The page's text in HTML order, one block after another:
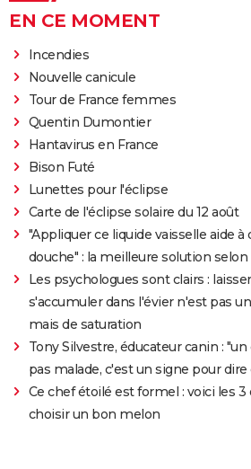
EN CE MOMENT
Incendies
Nouvelle canicule
Tour de France femmes
Quentin Dumontier
Hantavirus en France
Bison Futé
Lunettes pour l'éclipse
Carte de l'éclipse solaire du 12 août
"Appliquer ce liquide vaisselle aide à
douche" : la meilleure solution
Les psychologues sont clairs :
s'accumuler dans l'évier n'est pas
mais de saturation
Tony Silvestre, éducateur canin :
pas malade, c'est un signe pour
Ce chef étoilé est formel : voici les
choisir un bon melon